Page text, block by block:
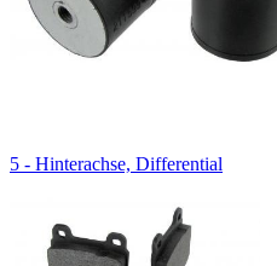
5 - Hinterachse, Differential